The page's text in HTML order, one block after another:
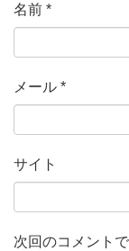
名前 *
メール *
サイト
次回のコメント